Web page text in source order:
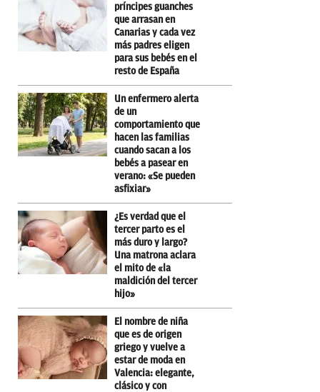
príncipes guanches
que arrasan en
Canarias y cada vez
más padres eligen
para sus bebés en el
resto de España
Un enfermero alerta
de un
comportamiento que
hacen las familias
cuando sacan a los
bebés a pasear en
verano: «Se pueden
asfixiar»
¿Es verdad que el
tercer parto es el
más duro y largo?
Una matrona aclara
el mito de «la
maldición del tercer
hijo»
El nombre de niña
que es de origen
griego y vuelve a
estar de moda en
Valencia: elegante,
clásico y con